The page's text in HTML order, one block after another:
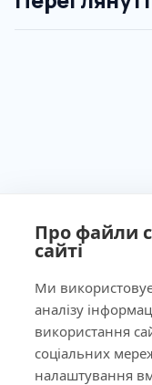
Про файли
сайті
Ми
аналізу
використання
соціальних
налаштування
Ліцензія МОЗ